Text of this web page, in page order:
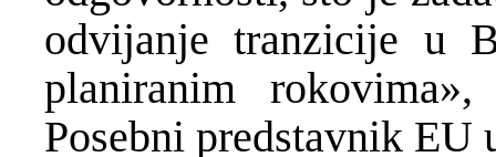
odvijanje tranzicije u
planiranim
Posebni predstavnik